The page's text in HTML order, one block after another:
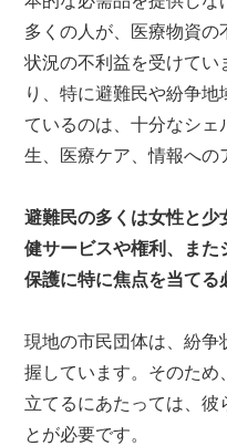
多くの人が、医療物資の
状況の不利益を受けてい
り、特に避難民や紛争
ているのは、十分なシ
生、医療ケア、情報への
避難民の多くは女性と
健サービスや権利、また
保護に特に焦点を当てる
現地の市民団体は、紛争
握しています。そのため
立てるにあたっては、彼
とが必要です。